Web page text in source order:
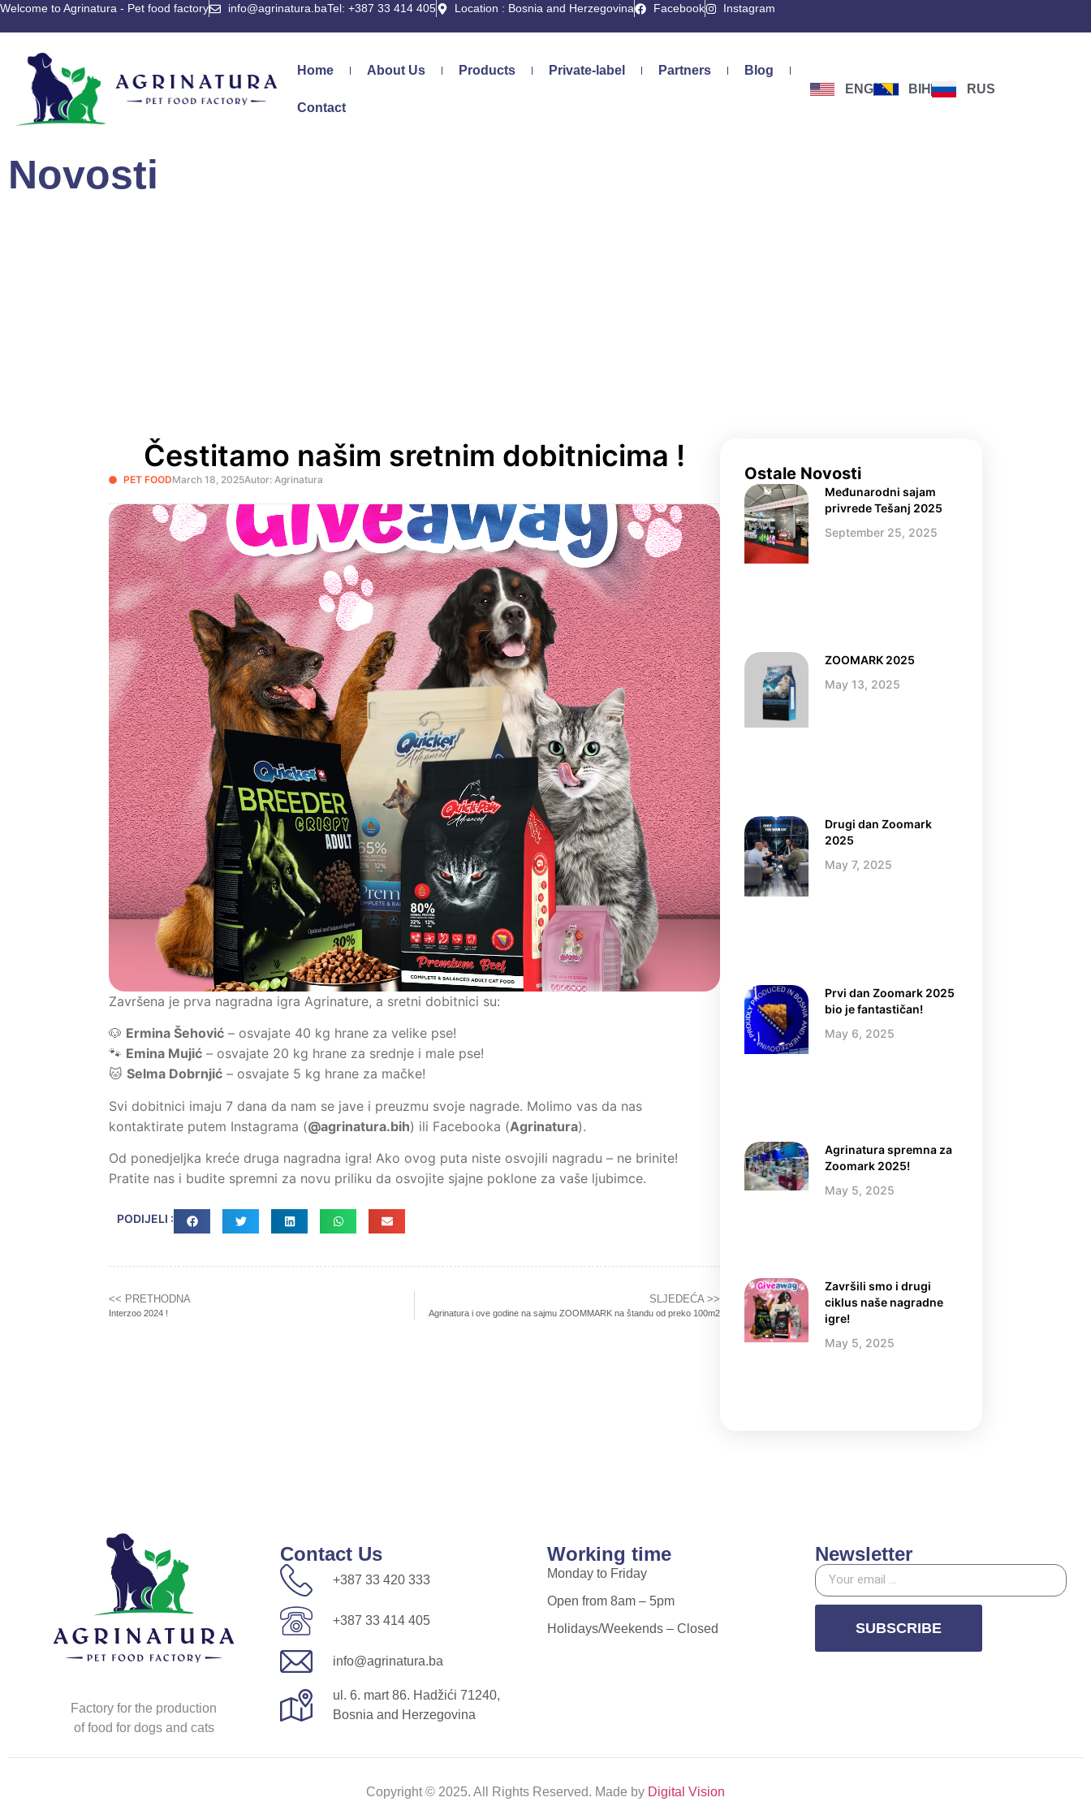
Welcome to Agrinatura - Pet food factory info@agrinatura.baTel: +387 33 414 405 Location : Bosnia and Herzegovina Facebook Instagram
Home About Us Products Private-label Partners Blog
Contact
ENG BIH RUS
Novosti
Čestitamo našim sretnim dobitnicima !
PET FOODMarch 18, 2025Autor: Agrinatura
Završena je prva nagradna igra Agrinature, a sretni dobitnici su:
🐶 Ermina Šehović – osvajate 40 kg hrane za velike pse!
🐾 Emina Mujić – osvajate 20 kg hrane za srednje i male pse!
🐱Selma Dobrnjić – osvajate 5 kg hrane za mačke!
Svi dobitnici imaju 7 dana da nam se jave i preuzmu svoje nagrade. Molimo vas da nas
kontaktirate putem Instagrama (@agrinatura.bih) ili Facebooka (Agrinatura).
Od ponedjeljka kreće druga nagradna igra! Ako ovog puta niste osvojili nagradu – ne brinite!
Pratite nas i budite spremni za novu priliku da osvojite sjajne poklone za vaše ljubimce.
PODIJELI :
<< PRETHODNA
Interzoo 2024 !
SLJEDEĆA >>
Agrinatura i ove godine na sajmu ZOOMMARK na štandu od preko 100m2
Ostale Novosti
Međunarodni sajam
privrede Tešanj 2025
September 25, 2025
ZOOMARK 2025
May 13, 2025
Drugi dan Zoomark
2025
May 7, 2025
Prvi dan Zoomark 2025
bio je fantastičan!
May 6, 2025
Agrinatura spremna za
Zoomark 2025!
May 5, 2025
Završili smo i drugi
ciklus naše nagradne
igre!
May 5, 2025
Factory for the production
of food for dogs and cats
Contact Us
+387 33 420 333
+387 33 414 405
info@agrinatura.ba
ul. 6. mart 86. Hadžići 71240,
Bosnia and Herzegovina
Working time
Monday to Friday
Open from 8am – 5pm
Holidays/Weekends – Closed
Newsletter
SUBSCRIBE
Copyright © 2025. All Rights Reserved. Made by Digital Vision